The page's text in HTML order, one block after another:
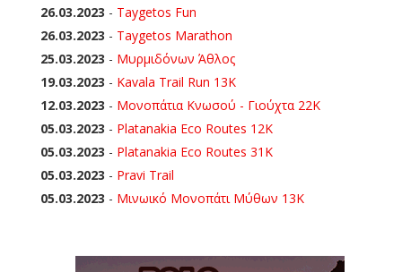
26.03.2023 - Taygetos Fun
26.03.2023 - Taygetos Marathon
25.03.2023 - Μυρμιδόνων Άθλος
19.03.2023 - Kavala Trail Run 13K
12.03.2023 - Μονοπάτια Κνωσού - Γιούχτα 22Κ
05.03.2023 - Platanakia Eco Routes 12K
05.03.2023 - Platanakia Eco Routes 31K
05.03.2023 - Pravi Trail
05.03.2023 - Μινωικό Μονοπάτι Μύθων 13Κ